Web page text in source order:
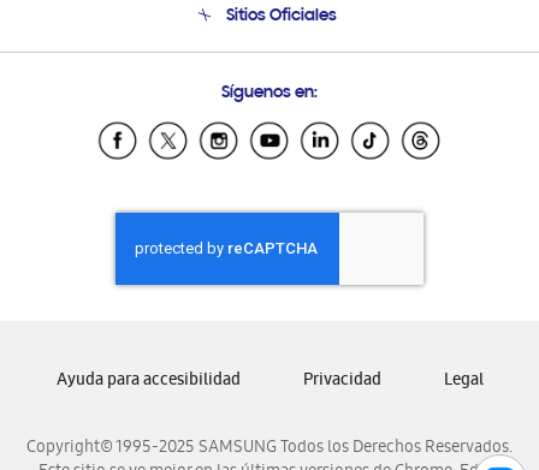
Condiciones de Compra
Soporte vía eMail
Sitios Oficiales
Samsung Ecuador
Samsung El Salvador
Samsung Honduras
Samsung Nicaragua
Samsung Panamá
Samsung Venezuela
Síguenos en:
Copyright© 1995-2025 SAMSUNG Todos los Derechos Reservados.
Ayuda para accesibilidad Privacidad Legal